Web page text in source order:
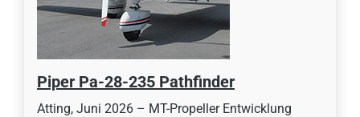
Piper Pa-28-235 Pathfinder
Atting, Juni 2026 – MT-Propeller Entwicklung